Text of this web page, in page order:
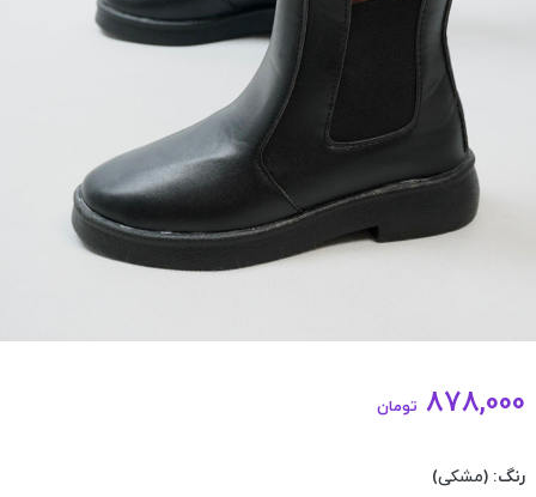
878,000 تومان
رنگ: (مشکی)